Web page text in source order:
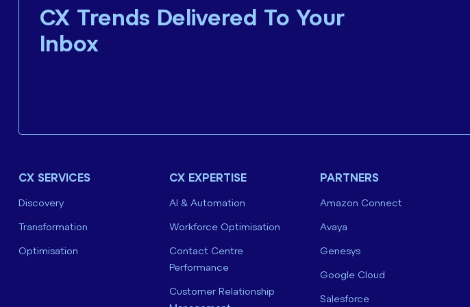
CX Trends Delivered To Your
Inbox
CX SERVICES
Discovery
Transformation
Optimisation
CX EXPERTISE
AI & Automation
Workforce Optimisation
Contact Centre
Performance
Customer Relationship
PARTNERS
Amazon Connect
Avaya
Genesys
Google Cloud
Salesforce